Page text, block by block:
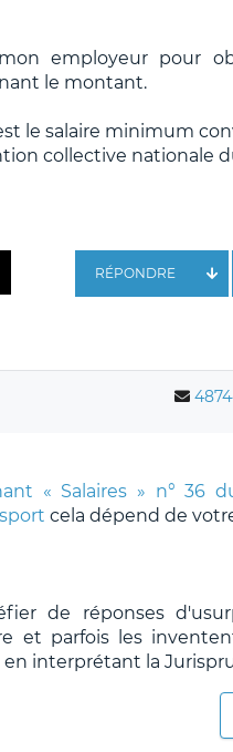
employeur pour
le montant.
le salaire minimum
collective nationale
RÉPONDRE
« Salaires » n° 36
cela dépend de
de réponses
et parfois les
interprétant la